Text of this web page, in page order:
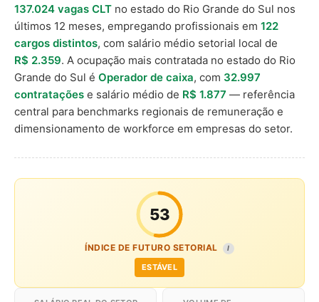
137.024 vagas CLT no estado do Rio Grande do Sul nos
últimos 12 meses, empregando profissionais em 122
cargos distintos, com salário médio setorial local de
R$ 2.359. A ocupação mais contratada no estado do Rio
Grande do Sul é Operador de caixa, com 32.997
contratações e salário médio de R$ 1.877 — referência
central para benchmarks regionais de remuneração e
dimensionamento de workforce em empresas do setor.
53
ÍNDICE DE FUTURO SETORIAL I
ESTÁVEL